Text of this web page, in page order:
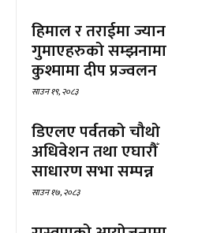
हिमाल र तराईमा ज्यान
गुमाएहरुको सम्झनामा
कुश्मामा दीप प्रज्वलन
साउन १९, २०८३
डिएलए पर्वतको चौथो
अधिवेशन तथा एघारौँ
साधारण सभा सम्पन्न
साउन १७, २०८३